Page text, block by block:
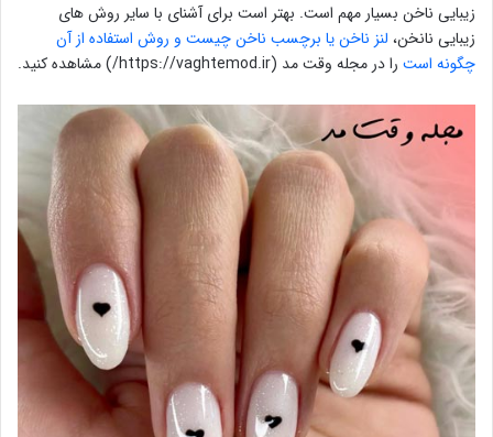
زیبایی ناخن بسیار مهم است. بهتر است برای آشنای با سایر روش های
زیبایی نانخن، لنز ناخن یا برچسب ناخن چیست و روش استفاده از آن
چگونه است را در مجله وقت مد (https://vaghtemod.ir/) مشاهده کنید.